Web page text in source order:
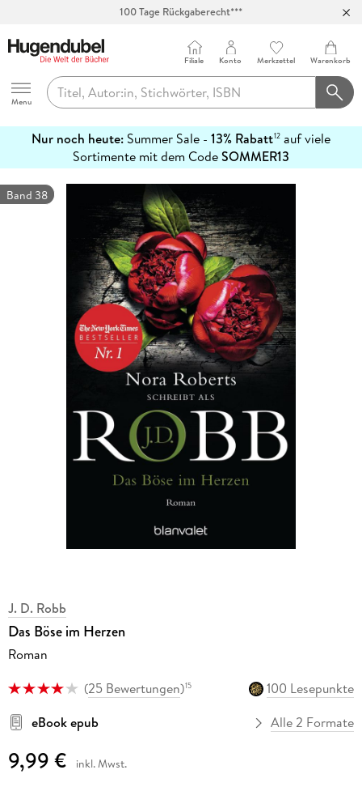
100 Tage Rückgaberecht***
Hugendubel
Menu
Filiale Konto Merkzettel Warenkorb
Nur noch heute: Summer Sale - 13% Rabatt12 auf viele
Sortimente mit dem CodeSOMMER13
erfahren
Band 38
J. D. Robb
Das Böse im Herzen
Roman
(25 Bewertungen)15
100 Lesepunkte
eBook epub
Alle 2 Formate
9,99 € inkl. Mwst.